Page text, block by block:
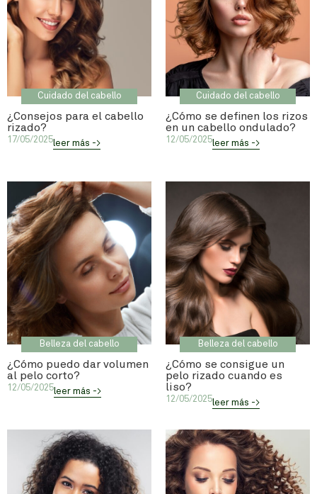
Cuidado del cabello
¿Consejos para el cabello
rizado?
17/05/2025leer más ->
Cuidado del cabello
¿Cómo se definen los rizos
en un cabello ondulado?
12/05/2025leer más ->
Belleza del cabello
¿Cómo puedo dar volumen
al pelo corto?
12/05/2025leer más ->
Belleza del cabello
¿Cómo se consigue un
pelo rizado cuando es
liso?
12/05/2025leer más ->